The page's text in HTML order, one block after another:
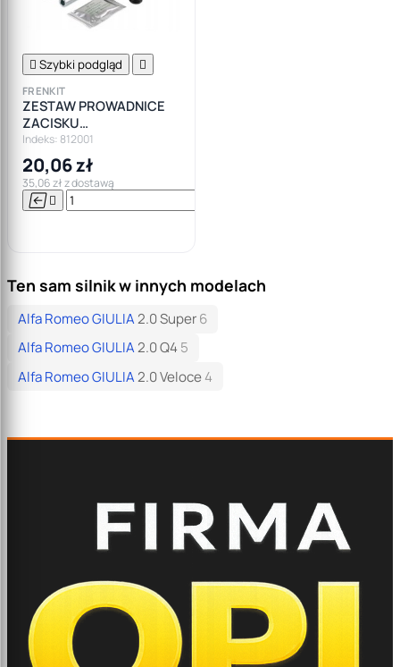
 Szybki podgląd 
FRENKIT
ZESTAW PROWADNICE
ZACISKU
HAMULCOWEGO OPEL
FORD BMW VW AUDI
SEAT
Indeks: 812001
20,06 zł
35,06 zł z dostawą
 
Ten sam silnik w innych modelach
Alfa Romeo GIULIA2.0 Super6
Alfa Romeo GIULIA2.0 Q45
Alfa Romeo GIULIA2.0 Veloce4